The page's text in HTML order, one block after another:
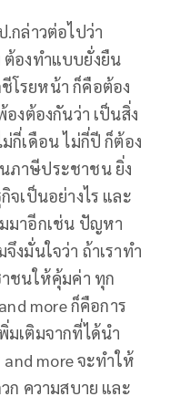
กล่าวต่อไปว่า
ต้องทำแบบยั่งยืน
โรยหน้า ก็คือต้อง
งต้องกันว่า เป็นสิ่ง
กี่เดือน ไม่กี่ปี ก็ต้อง
ภาษีประชาชน ยิ่ง
จเป็นอย่างไร และ
มาอีกเช่น ปัญหา
งมั่นใจว่า ถ้าเราทำ
ชนให้คุ้มค่า ทุก
more ก็คือการ
มเติมจากที่ได้นำ
more จะทำให้
ก ความสบาย และ